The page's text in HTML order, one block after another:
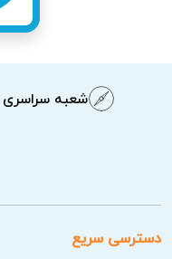
شعبه
دسترسی سریع